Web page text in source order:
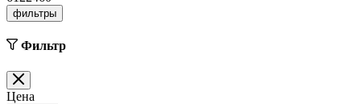
фильтры
Фильтр
Цена